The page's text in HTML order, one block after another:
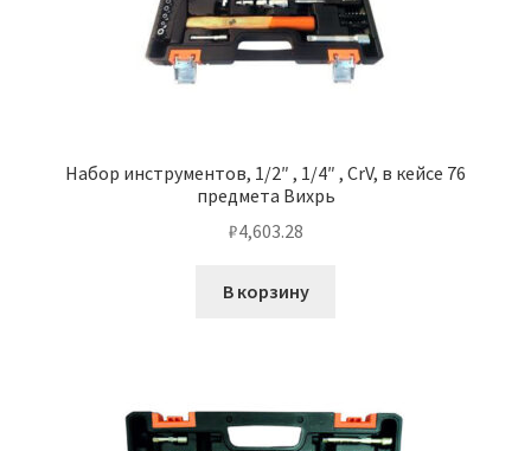
Набор инструментов, 1/2″ , 1/4″ , CrV, в кейсе 76
предмета Вихрь
₽4,603.28
В корзину